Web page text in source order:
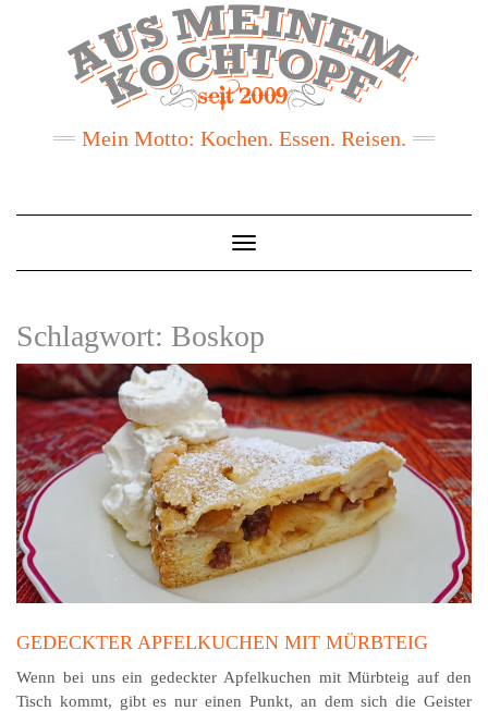
Mein Motto: Kochen. Essen. Reisen.
Toggle
Navigation
Schlagwort: Boskop
GEDECKTER APFELKUCHEN MIT MÜRBTEIG
Wenn bei uns ein gedeckter Apfelkuchen mit Mürbteig auf den
Tisch kommt, gibt es nur einen Punkt, an dem sich die Geister